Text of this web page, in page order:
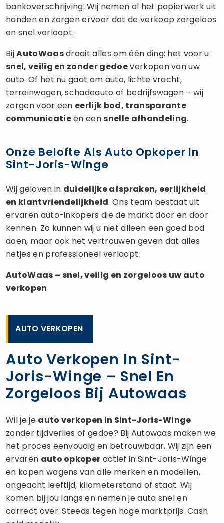
bankoverschrijving. Wij nemen al het papierwerk uit
handen en zorgen ervoor dat de verkoop zorgeloos
en snel verloopt.
BijAutoWaasdraait alles om één ding: het voor u
snel, veilig en zonder gedoeverkopen van uw
auto. Of het nu gaat om auto, lichte vracht,
terreinwagen, schadeauto of bedrijfswagen – wij
zorgen voor een eerlijk bod, transparante
communicatieen eensnelle afhandeling.
Onze Belofte Als Auto Opkoper In
Sint-Joris-Winge
Wij geloven in duidelijke afspraken, eerlijkheid
en klantvriendelijkheid. Ons team bestaat uit
ervaren auto-inkopers die de markt door en door
kennen. Zo kunnen wij u niet alleen een goed bod
doen, maar ook het vertrouwen geven dat alles
netjes en professioneel verloopt.
AutoWaas – snel, veilig en zorgeloos uw auto
verkopen
AUTO VERKOPEN
Auto Verkopen In Sint-
Joris-Winge – Snel En
Zorgeloos Bij Autowaas
Wil je je auto verkopen in Sint-Joris-Winge
zonder tijdverlies of gedoe? Bij Autowaas maken we
het proces eenvoudig en betrouwbaar. Wij zijn een
ervaren auto opkoper actief in Sint-Joris-Winge
en kopen wagens van alle merken en modellen,
ongeacht leeftijd, kilometerstand of staat. Wij
komen bij jou langs en nemen je auto snel en
correct over. Steeds tegen hoge marktprijs. Cash